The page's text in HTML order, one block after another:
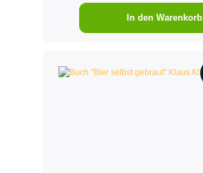
In den Warenkorb